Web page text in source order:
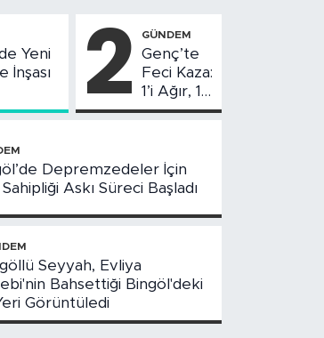
Yeni
İnşası
2 GÜNDEM
Genç’te
Feci Kaza:
1’i Ağır, 10
Yaralı
Depremzedeler İçin
Sahipliği Askı Süreci Başladı
Seyyah, Evliya
Bahsettiği Bingöl'deki
Görüntüledi